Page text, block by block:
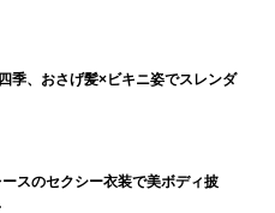
季、おさげ髪×ビキニ姿でスレンダ
スのセクシー衣装で美ボディ披